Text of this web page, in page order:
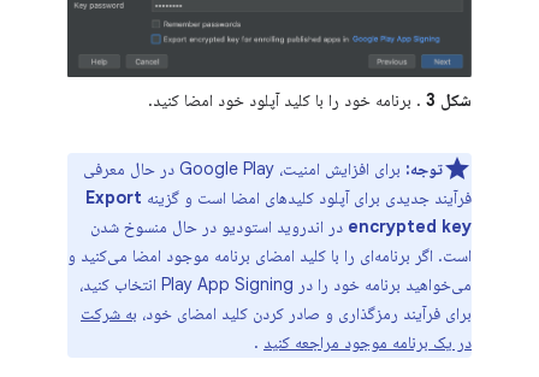
شکل 3 . برنامه خود را با کلید آپلود خود امضا کنید.
توجه:
برای افزایش امنیت، Google Play در حال معرفی
فرآیند جدیدی برای آپلود کلیدهای امضا است و گزینه Export
encrypted key در اندروید استودیو در حال منسوخ شدن
است. اگر برنامه‌ای را با کلید امضای برنامه موجود امضا می‌کنید و
می‌خواهید برنامه خود را در Play App Signing انتخاب کنید،
برای فرآیند رمزگذاری و صادر کردن کلید امضای خود، به شرکت
در یک برنامه موجود مراجعه کنید .